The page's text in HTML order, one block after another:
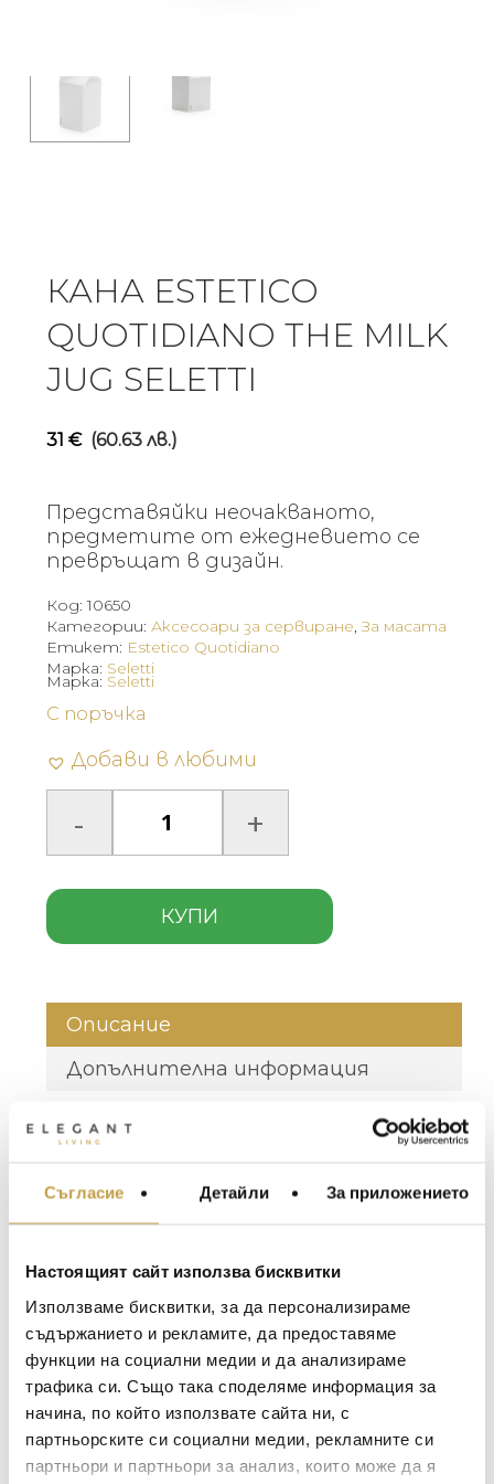
Съгласие Детайли За приложението
Настоящият сайт използва бисквитки
Използваме бисквитки, за да персонализираме
съдържанието и рекламите, да предоставяме
функции на социални медии и да анализираме
трафика си. Също така споделяме информация за
начина, по който използвате сайта ни, с
партньорските си социални медии, рекламните си
партньори и партньори за анализ, които може да я
КАНА ESTETICO
QUOTIDIANO THE MILK
JUG SELETTI
31 € (60.63 лв.)
Представяйки неочакваното,
предметите от ежедневието се
превръщат в дизайн.
Код:10650
Категории: Аксесоари за сервиране,За масата
Етикет: Estetico Quotidiano
Марка: Seletti
С поръчка
Добави в любими
КУПИ
Марка: Seletti
Описание
Допълнителна информация
Дизайн /
Материал /
Material
Порцелан / Fine
Размер /
Dimensions
7 x 7, H14,5 cm
Колекция от артикули за масата на Seletti,
изработени от стъкло и порцелан.
Формите са семпли, изчистени и
еднократна употреба. Представяйки
неочакваното, предметите от
МЕБЕЛИ ЗА ДОМА И
ЗА МАСАТА
ТЕКСТИЛ ЗА ДОМА
АРОМАТИ ЗА ДОМА
ИЗКУСТВО И КНИГИ
BACCARAT
TOM DIXON
MICHAEL ARAM
ASSOULINE
SELETTI